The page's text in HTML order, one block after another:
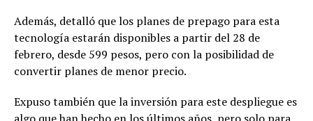
Además, detalló que los planes de prepago para esta
tecnología estarán disponibles a partir del 28 de
febrero, desde 599 pesos, pero con la posibilidad de
convertir planes de menor precio.
Expuso también que la inversión para este despliegue es